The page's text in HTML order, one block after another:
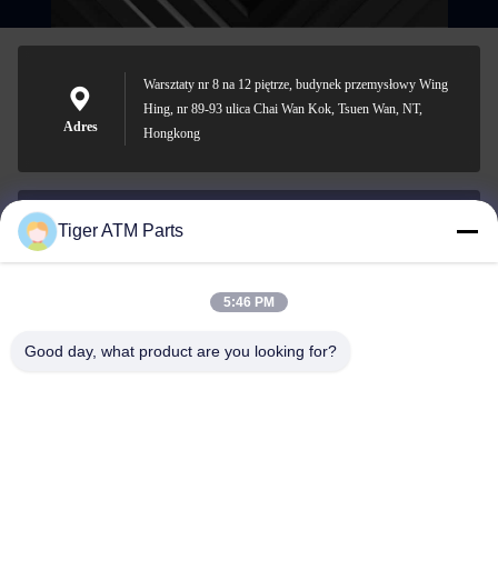
Adres
Warsztaty nr 8 na 12 piętrze, budynek przemysłowy Wing
Hing, nr 89-93 ulica Chai Wan Kok, Tsuen Wan, NT,
Hongkong
Wiadomość
Tiger ATM Parts
5:46 PM
Good day, what product are you looking for?